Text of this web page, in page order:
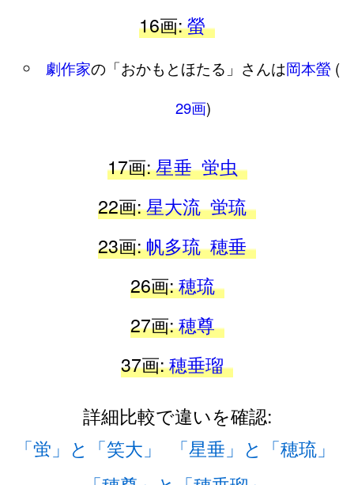
16画:螢
劇作家の「おかもとほたる」さんは岡本螢 (
29画)
17画:星垂 蛍虫
22画:星大流 蛍琉
23画:帆多琉 穂垂
26画:穂琉
27画:穂尊
37画:穂垂瑠
詳細比較で違いを確認:
「蛍」と「笑大」
「星垂」と「穂琉」